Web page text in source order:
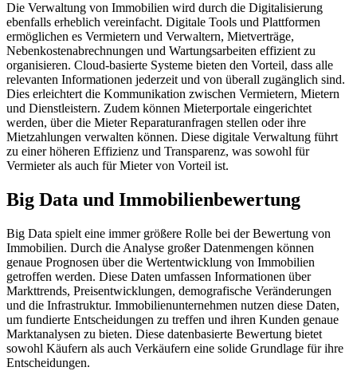
Die Verwaltung von Immobilien wird durch die Digitalisierung
ebenfalls erheblich vereinfacht. Digitale Tools und Plattformen
ermöglichen es Vermietern und Verwaltern, Mietverträge,
Nebenkostenabrechnungen und Wartungsarbeiten effizient zu
organisieren. Cloud-basierte Systeme bieten den Vorteil, dass alle
relevanten Informationen jederzeit und von überall zugänglich sind.
Dies erleichtert die Kommunikation zwischen Vermietern, Mietern
und Dienstleistern. Zudem können Mieterportale eingerichtet
werden, über die Mieter Reparaturanfragen stellen oder ihre
Mietzahlungen verwalten können. Diese digitale Verwaltung führt
zu einer höheren Effizienz und Transparenz, was sowohl für
Vermieter als auch für Mieter von Vorteil ist.
Big Data und Immobilienbewertung
Big Data spielt eine immer größere Rolle bei der Bewertung von
Immobilien. Durch die Analyse großer Datenmengen können
genaue Prognosen über die Wertentwicklung von Immobilien
getroffen werden. Diese Daten umfassen Informationen über
Markttrends, Preisentwicklungen, demografische Veränderungen
und die Infrastruktur. Immobilienunternehmen nutzen diese Daten,
um fundierte Entscheidungen zu treffen und ihren Kunden genaue
Marktanalysen zu bieten. Diese datenbasierte Bewertung bietet
sowohl Käufern als auch Verkäufern eine solide Grundlage für ihre
Entscheidungen.